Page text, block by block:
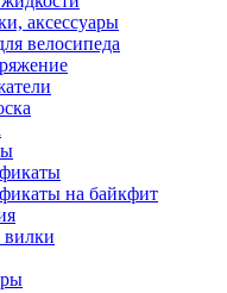
аксессуары
велосипеда
на байкфит